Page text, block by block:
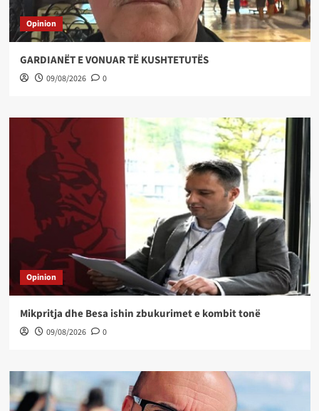
Opinion
GARDIANËT E VONUAR TË KUSHTETUTËS
09/08/2026 0
Opinion
Mikpritja dhe Besa ishin zbukurimet e kombit tonë
09/08/2026 0